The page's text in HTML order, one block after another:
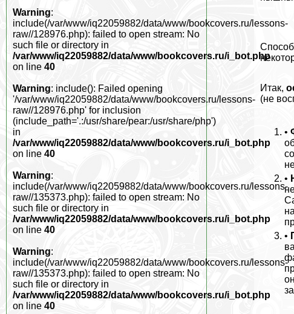
Итак,
(не
•
•
•
Warning:
include(/var/www/iq22059882/data/www/bookcovers.ru/lessons-
raw//128976.php): failed to open stream: No
such file or directory in
/var/www/iq22059882/data/www/bookcovers.ru/i_bot.php
on line 40
Warning: include(): Failed opening
'/var/www/iq22059882/data/www/bookcovers.ru/lessons-
raw//128976.php' for inclusion
(include_path='.:/usr/share/pear:/usr/share/php')
in
/var/www/iq22059882/data/www/bookcovers.ru/i_bot.php
on line 40
Warning:
include(/var/www/iq22059882/data/www/bookcovers.ru/lessons-
raw//135373.php): failed to open stream: No
such file or directory in
/var/www/iq22059882/data/www/bookcovers.ru/i_bot.php
on line 40
Warning:
include(/var/www/iq22059882/data/www/bookcovers.ru/lessons-
raw//135373.php): failed to open stream: No
such file or directory in
/var/www/iq22059882/data/www/bookcovers.ru/i_bot.php
on line 40